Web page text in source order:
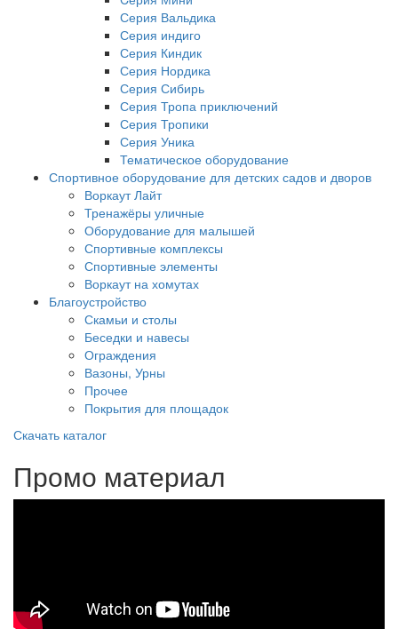
Серия Вальдика
Серия индиго
Серия Киндик
Серия Нордика
Серия Сибирь
Серия Тропа приключений
Серия Тропики
Серия Уника
Тематическое оборудование
Спортивное оборудование для детских садов и дворов
Воркаут Лайт
Тренажёры уличные
Оборудование для малышей
Спортивные комплексы
Спортивные элементы
Воркаут на хомутах
Благоустройство
Скамьи и столы
Беседки и навесы
Ограждения
Вазоны, Урны
Прочее
Покрытия для площадок
Скачать каталог
Промо материал